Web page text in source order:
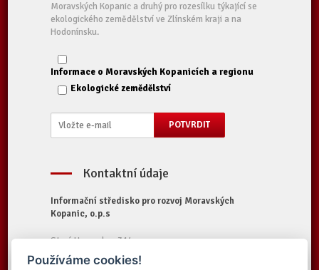
Moravských Kopanic a druhý pro rozesílku týkající se
ekologického zemědělství ve Zlínském kraji a na
Hodonínsku.
Informace o Moravských Kopanicích a regionu
Ekologické zemědělství
Kontaktní údaje
Informační středisko pro rozvoj Moravských
Kopanic, o.p.s
Starý Hrozenkov 314
687 74 Starý Hrozenkov
Používáme cookies!